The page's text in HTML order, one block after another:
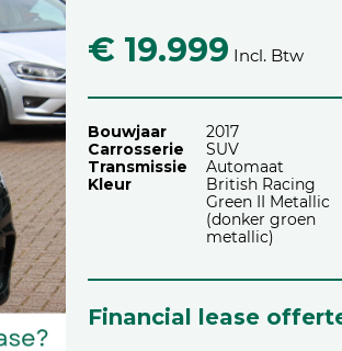
€ 19.999 Incl. Btw
Bouwjaar
2017
Carrosserie
SUV
Transmissie
Automaat
Kleur
British Racing
Green II Metallic
(donker groen
metallic)
Financial lease